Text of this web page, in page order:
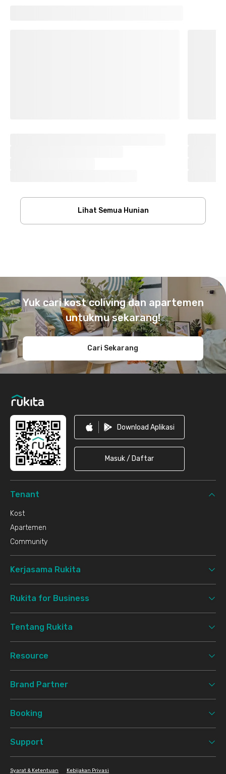
Lihat Semua Hunian
Yuk cari kost coliving dan apartemen
untukmu sekarang!
Cari Sekarang
Download Aplikasi
Masuk / Daftar
Tenant
Kost
Apartemen
Community
Kerjasama Rukita
Rukita for Business
Tentang Rukita
Resource
Brand Partner
Booking
Support
Syarat & Ketentuan Kebijakan Privasi